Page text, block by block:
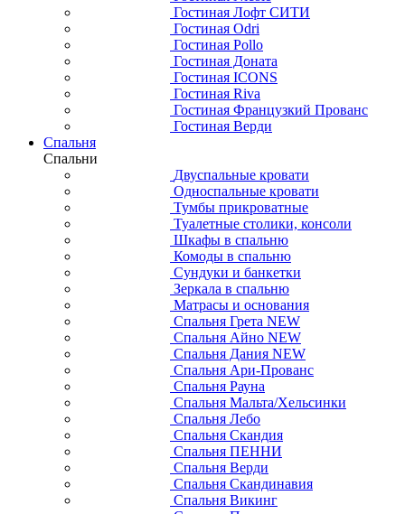
Гостиная Лофт СИТИ
Гостиная Odri
Гостиная Pollo
Гостиная Доната
Гостиная ICONS
Гостиная Riva
Гостиная Французкий Прованс
Гостиная Верди
Спальня
Спальни
Двуспальные кровати
Односпальные кровати
Тумбы прикроватные
Туалетные столики, консоли
Шкафы в спальню
Комоды в спальню
Сундуки и банкетки
Зеркала в спальню
Матрасы и основания
Спальня Грета NEW
Спальня Айно NEW
Спальня Дания NEW
Спальня Ари-Прованс
Спальня Рауна
Спальня Мальта/Хельсинки
Спальня Лебо
Спальня Скандия
Спальня ПЕННИ
Спальня Верди
Спальня Скандинавия
Спальня Викинг